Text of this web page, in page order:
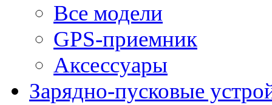
Все модели
GPS-приемник
Аксессуары
Зарядно-пусковые